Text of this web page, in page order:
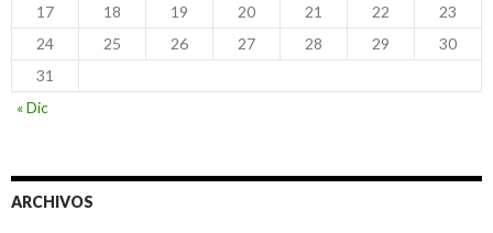
17
18 19 20 21 22
23
24
25 26 27 28 29
30
31
« Dic
ARCHIVOS